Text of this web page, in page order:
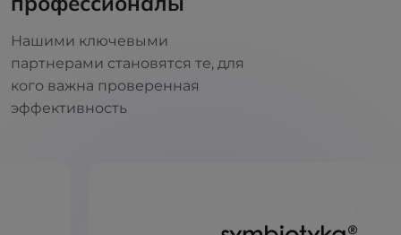
Нашими ключевыми
партнерами становятся те, для
кого важна проверенная
эффективность